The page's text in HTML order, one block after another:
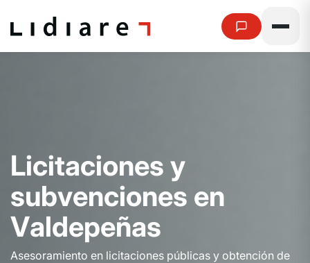
Licitaciones y
subvenciones en
Valdepeñas
Asesoramiento en licitaciones públicas y obtención de